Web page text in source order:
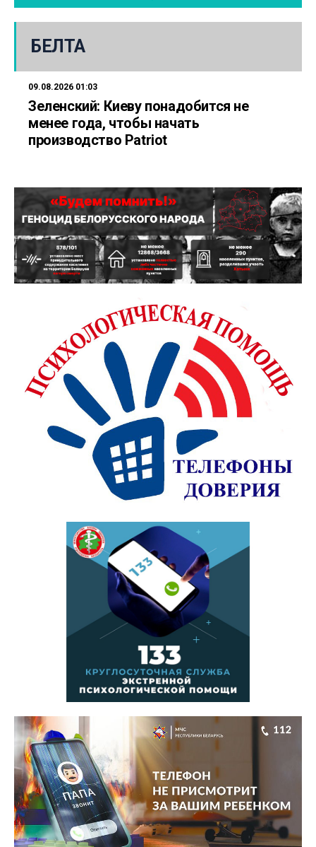
БЕЛТА
09.08.2026 01:03
Зеленский: Киеву понадобится не
менее года, чтобы начать
производство Patriot